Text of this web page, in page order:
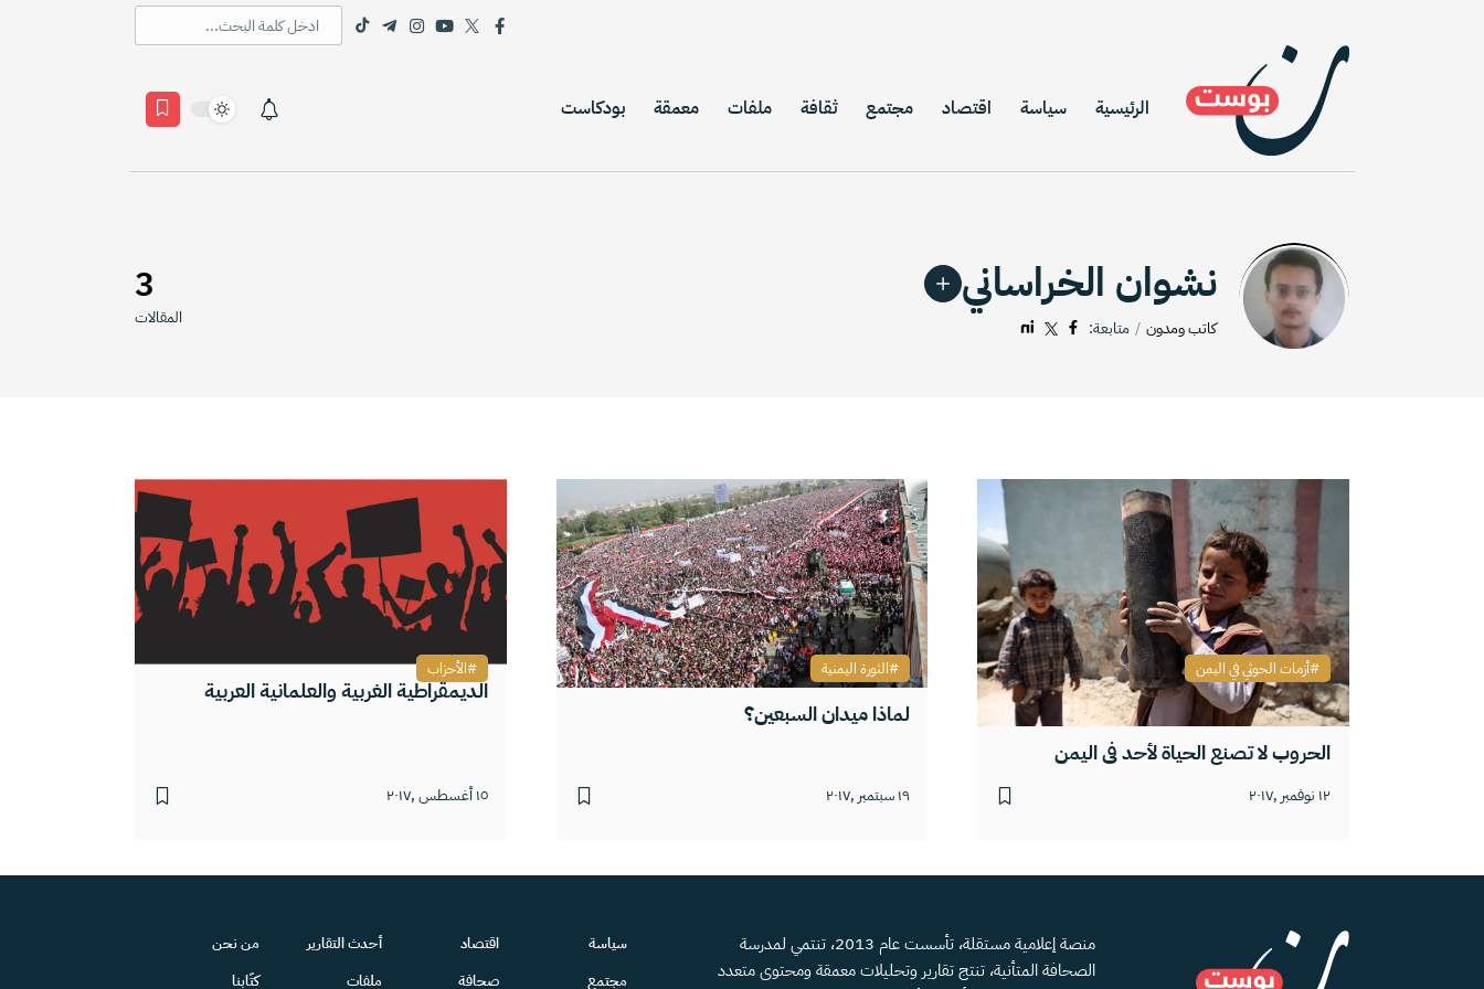
الرئيسية سياسة اقتصاد مجتمع ثقافة ملفات معمقة بودكاست
نشوان الخراساني
كاتب ومدون متابعة:
3
المقالات
الحروب لا تصنع الحياة لأحد في اليمن
١٢ نوفمبر ,٢٠١٧
أزمات الحوثي في اليمن
لماذا ميدان السبعين؟
١٩ سبتمبر ,٢٠١٧
الثورة اليمنية
الديمقراطية الغربية والعلمانية العربية
١٥ أغسطس ,٢٠١٧
الأحزاب
منصة إعلامية مستقلة، تأسست عام 2013، تنتمي لمدرسة
الصحافة المتأنية، تنتج تقارير وتحليلات معمقة ومحتوى متعدد
سياسة
مجتمع
اقتصاد
صحافة
أحدث التقارير
ملفات
من نحن
كتّابنا